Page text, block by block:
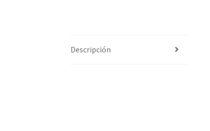
Descripción